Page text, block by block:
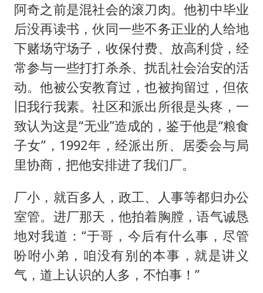
阿奇之前是混社会的滚刀肉。他初中毕业
后没再读书，伙同一些不务正业的人给地
下赌场守场子，收保付费、放高利贷，经
常参与一些打打杀杀、扰乱社会治安的活
动。他被公安教育过，也被拘留过，但依
旧我行我素。社区和派出所很是头疼，一
致认为这是“无业”造成的，鉴于他是“粮食
子女”，1992年，经派出所、居委会与局
里协商，把他安排进了我们厂。
厂小，就百多人，政工、人事等都归办公
室管。进厂那天，他拍着胸膛，语气诚恳
地对我道：“于哥，今后有什么事，尽管
吩咐小弟，咱没有别的本事，就是讲义
气，道上认识的人多，不怕事！”